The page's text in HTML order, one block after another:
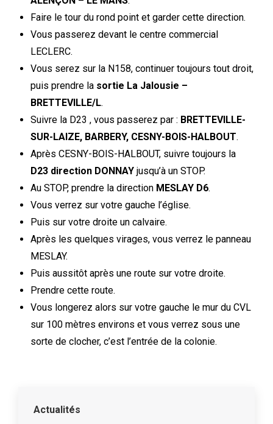
Faire le tour du rond point et garder cette direction.
Vous passerez devant le centre commercial
LECLERC.
Vous serez sur la N158, continuer toujours tout droit,
puis prendre la sortie La Jalousie –
BRETTEVILLE/L.
Suivre la D23 , vous passerez par : BRETTEVILLE-
SUR-LAIZE, BARBERY, CESNY-BOIS-HALBOUT.
Après CESNY-BOIS-HALBOUT, suivre toujours la
D23 direction DONNAY jusqu’à un STOP.
Au STOP, prendre la direction MESLAY D6.
Vous verrez sur votre gauche l’église.
Puis sur votre droite un calvaire.
Après les quelques virages, vous verrez le panneau
MESLAY.
Puis aussitôt après une route sur votre droite.
Prendre cette route.
Vous longerez alors sur votre gauche le mur du CVL
sur 100 mètres environs et vous verrez sous une
sorte de clocher, c’est l’entrée de la colonie.
Actualités